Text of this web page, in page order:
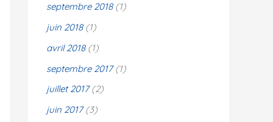
septembre 2018(1)
juin 2018(1)
avril 2018(1)
septembre 2017(1)
juillet 2017(2)
juin 2017(3)